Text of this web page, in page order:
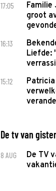
17:05
Familie
groot
16:13
Liefde:
15:12
De tv van
8 AUG
De TV